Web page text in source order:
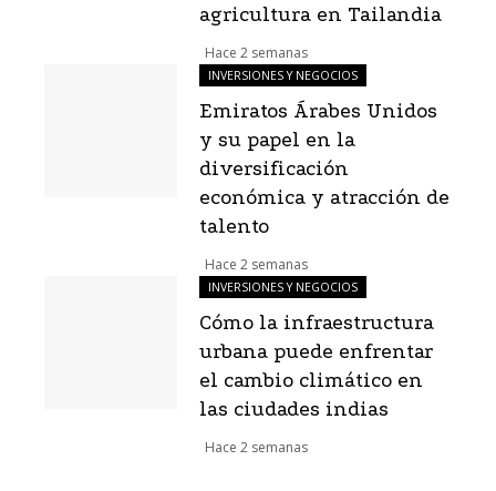
agricultura en Tailandia
Hace 2 semanas
INVERSIONES Y NEGOCIOS
Emiratos Árabes Unidos
y su papel en la
diversificación
económica y atracción de
talento
Hace 2 semanas
INVERSIONES Y NEGOCIOS
Cómo la infraestructura
urbana puede enfrentar
el cambio climático en
las ciudades indias
Hace 2 semanas